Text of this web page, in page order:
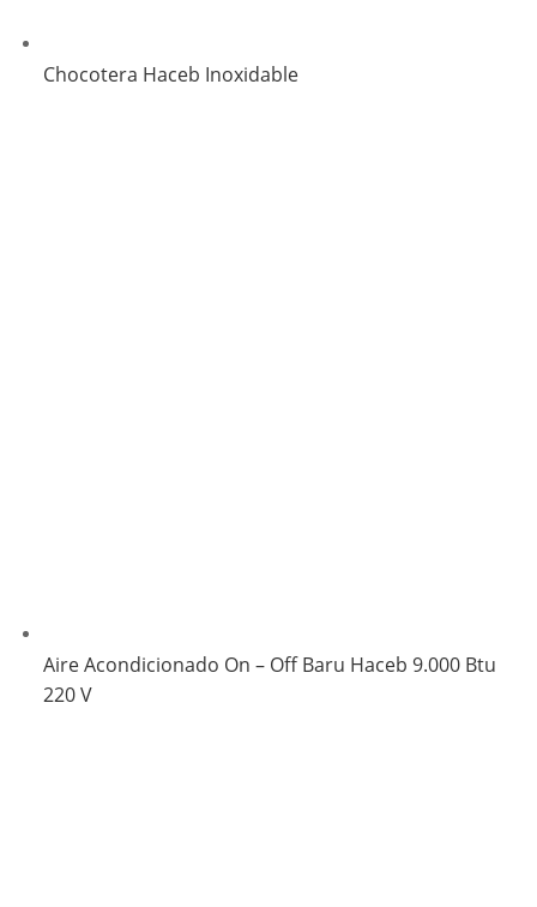
Chocotera Haceb Inoxidable
Aire Acondicionado On – Off Baru Haceb 9.000 Btu
220 V